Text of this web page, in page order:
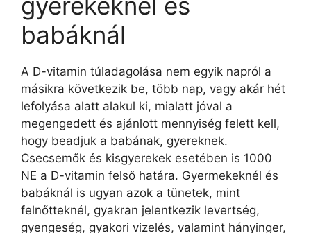
babáknál
A D-vitamin túladagolása nem egyik napról a
másikra következik be, több nap, vagy akár hét
lefolyása alatt alakul ki, mialatt jóval a
megengedett és ajánlott mennyiség felett kell,
hogy beadjuk a babának, gyereknek.
Csecsemők és kisgyerekek esetében is 1000
NE a D-vitamin felső határa. Gyermekeknél és
babáknál is ugyan azok a tünetek, mint
felnőtteknél, gyakran jelentkezik levertség,
gyengeség, gyakori vizelés, valamint hányinger,